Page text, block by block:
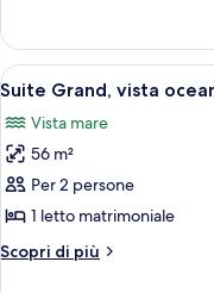
(No
Pool
Access)
Junior,
vista
oceano
Pool
Access)
Apri
tutte
le
foto
per
Suite
Grand,
vista
7
Suite Grand, vista
Vista mare
56 m²
Per 2 persone
1 letto matrimoniale
Scopri di più
Altri